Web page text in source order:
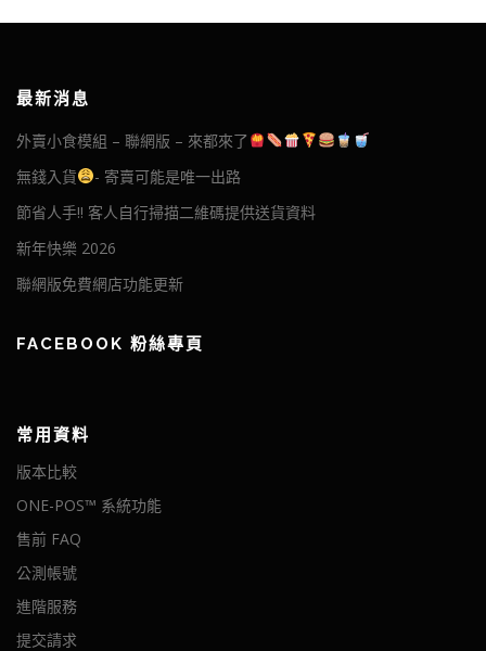
最新消息
外賣小食模組 – 聯網版 – 來都來了
無錢入貨
- 寄賣可能是唯一出路
節省人手!! 客人自行掃描二維碼提供送貨資料
新年快樂 2026
聯網版免費網店功能更新
FACEBOOK 粉絲專頁
常用資料
版本比較
ONE-POS™ 系統功能
售前 FAQ
公測帳號
進階服務
提交請求